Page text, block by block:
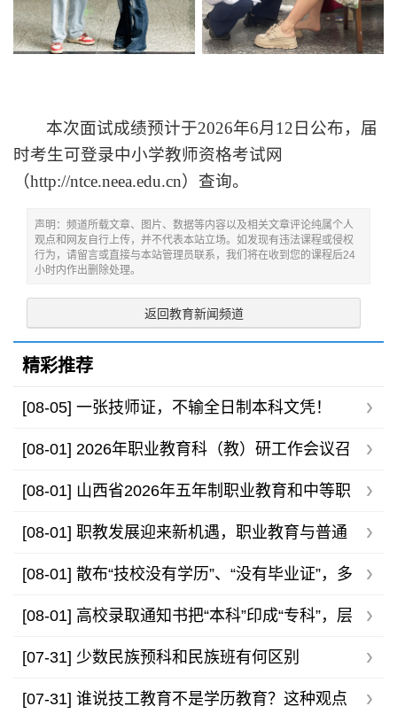
本次面试成绩预计于2026年6月12日公布，届
时考生可登录中小学教师资格考试网
（http://ntce.neea.edu.cn）查询。
声明：频道所载文章、图片、数据等内容以及相关文章评论纯属个人
观点和网友自行上传，并不代表本站立场。如发现有违法课程或侵权
行为，请留言或直接与本站管理员联系，我们将在收到您的课程后24
小时内作出删除处理。
返回教育新闻频道
精彩推荐
[08-05] 一张技师证，不输全日制本科文凭！
[08-01] 2026年职业教育科（教）研工作会议召
开，助力职教高质量发展
[08-01] 山西省2026年五年制职业教育和中等职
业学校录取最低控制分数线公告
[08-01] 职教发展迎来新机遇，职业教育与普通
高等教育不存在高下之分
[08-01] 散布“技校没有学历”、“没有毕业证”，多
家技工院校发布声明
[08-01] 高校录取通知书把“本科”印成“专科”，层
层审核为何还有疏漏？
[07-31] 少数民族预科和民族班有何区别
[07-31] 谁说技工教育不是学历教育？这种观点